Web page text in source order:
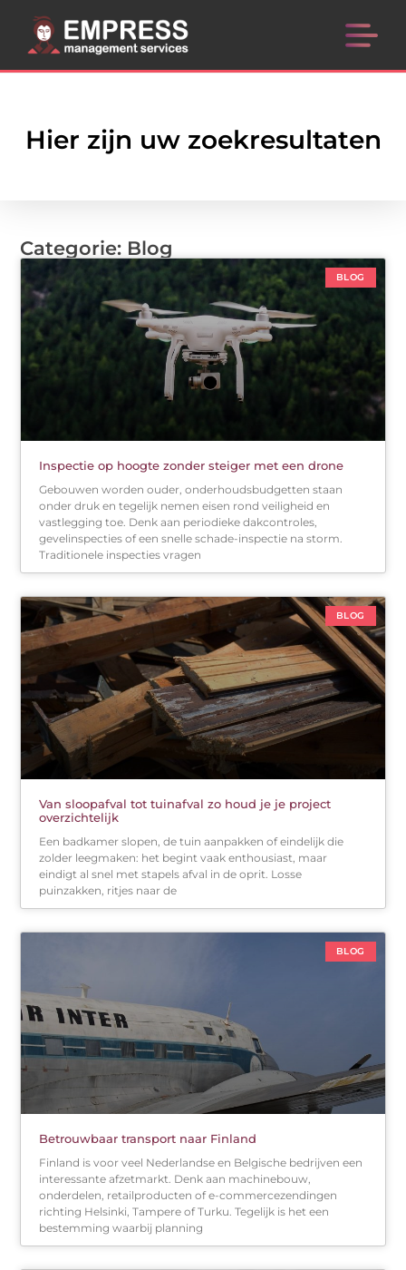
Hier zijn uw zoekresultaten
Categorie: Blog
BLOG
Inspectie op hoogte zonder steiger met een drone
Gebouwen worden ouder, onderhoudsbudgetten staan
onder druk en tegelijk nemen eisen rond veiligheid en
vastlegging toe. Denk aan periodieke dakcontroles,
gevelinspecties of een snelle schade-inspectie na storm.
Traditionele inspecties vragen
BLOG
Van sloopafval tot tuinafval zo houd je je project
overzichtelijk
Een badkamer slopen, de tuin aanpakken of eindelijk die
zolder leegmaken: het begint vaak enthousiast, maar
eindigt al snel met stapels afval in de oprit. Losse
puinzakken, ritjes naar de
BLOG
Betrouwbaar transport naar Finland
Finland is voor veel Nederlandse en Belgische bedrijven een
interessante afzetmarkt. Denk aan machinebouw,
onderdelen, retailproducten of e-commercezendingen
richting Helsinki, Tampere of Turku. Tegelijk is het een
bestemming waarbij planning